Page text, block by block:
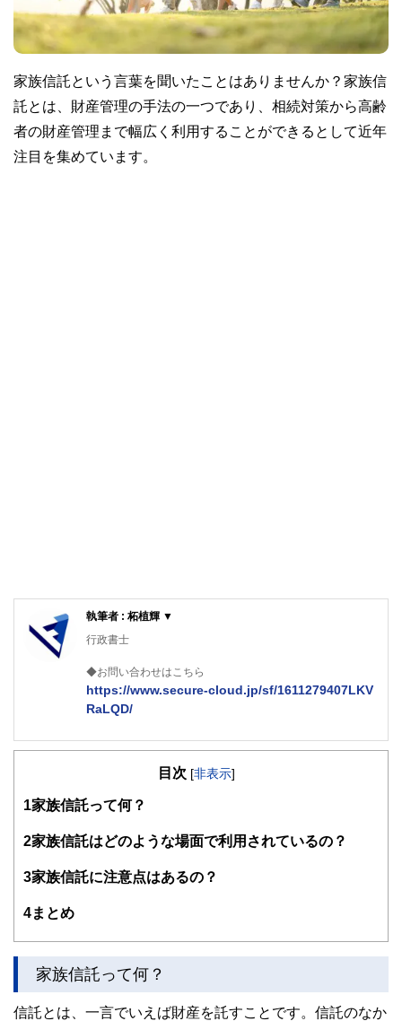
家族信託という言葉を聞いたことはありませんか？家族信
託とは、財産管理の手法の一つであり、相続対策から高齢
者の財産管理まで幅広く利用することができるとして近年
注目を集めています。
執筆者 : 柘植輝 ▼
行政書士
◆お問い合わせはこちら
https://www.secure-cloud.jp/sf/1611279407LKV
RaLQD/
２級ファイナンシャルプランナー
活かして活動を始める。
する傍ら、フリーライターとして精力的に活動中。広範な知
目次 [非表示]
1家族信託って何？
2家族信託はどのような場面で利用されているの？
3家族信託に注意点はあるの？
4まとめ
家族信託って何？
信託とは、一言でいえば財産を託すことです。信託のなか